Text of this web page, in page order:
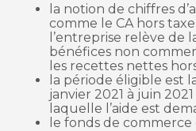
la notion de chiffres
comme le CA hors
l’entreprise relève de
bénéfices non
les recettes nettes
la période éligible est
janvier 2021 à juin
laquelle l’aide est
le fonds de